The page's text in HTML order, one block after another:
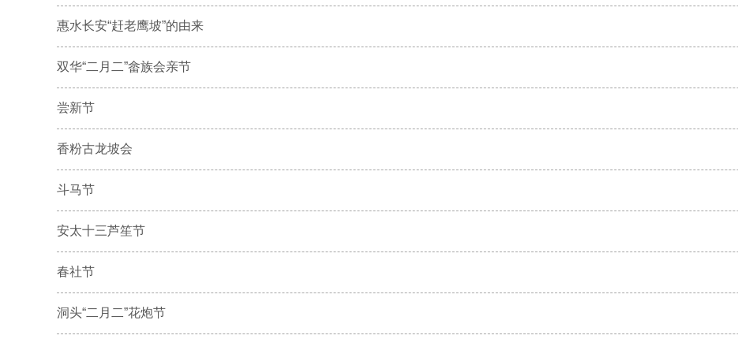
惠水长安“赶老鹰坡”的由来
双华“二月二”畲族会亲节
尝新节
香粉古龙坡会
斗马节
安太十三芦笙节
春社节
洞头“二月二”花炮节